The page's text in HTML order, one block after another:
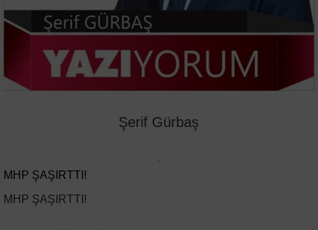
Şerif Gürbaş
MHP ŞAŞIRTTI!
MHP ŞAŞIRTTI!